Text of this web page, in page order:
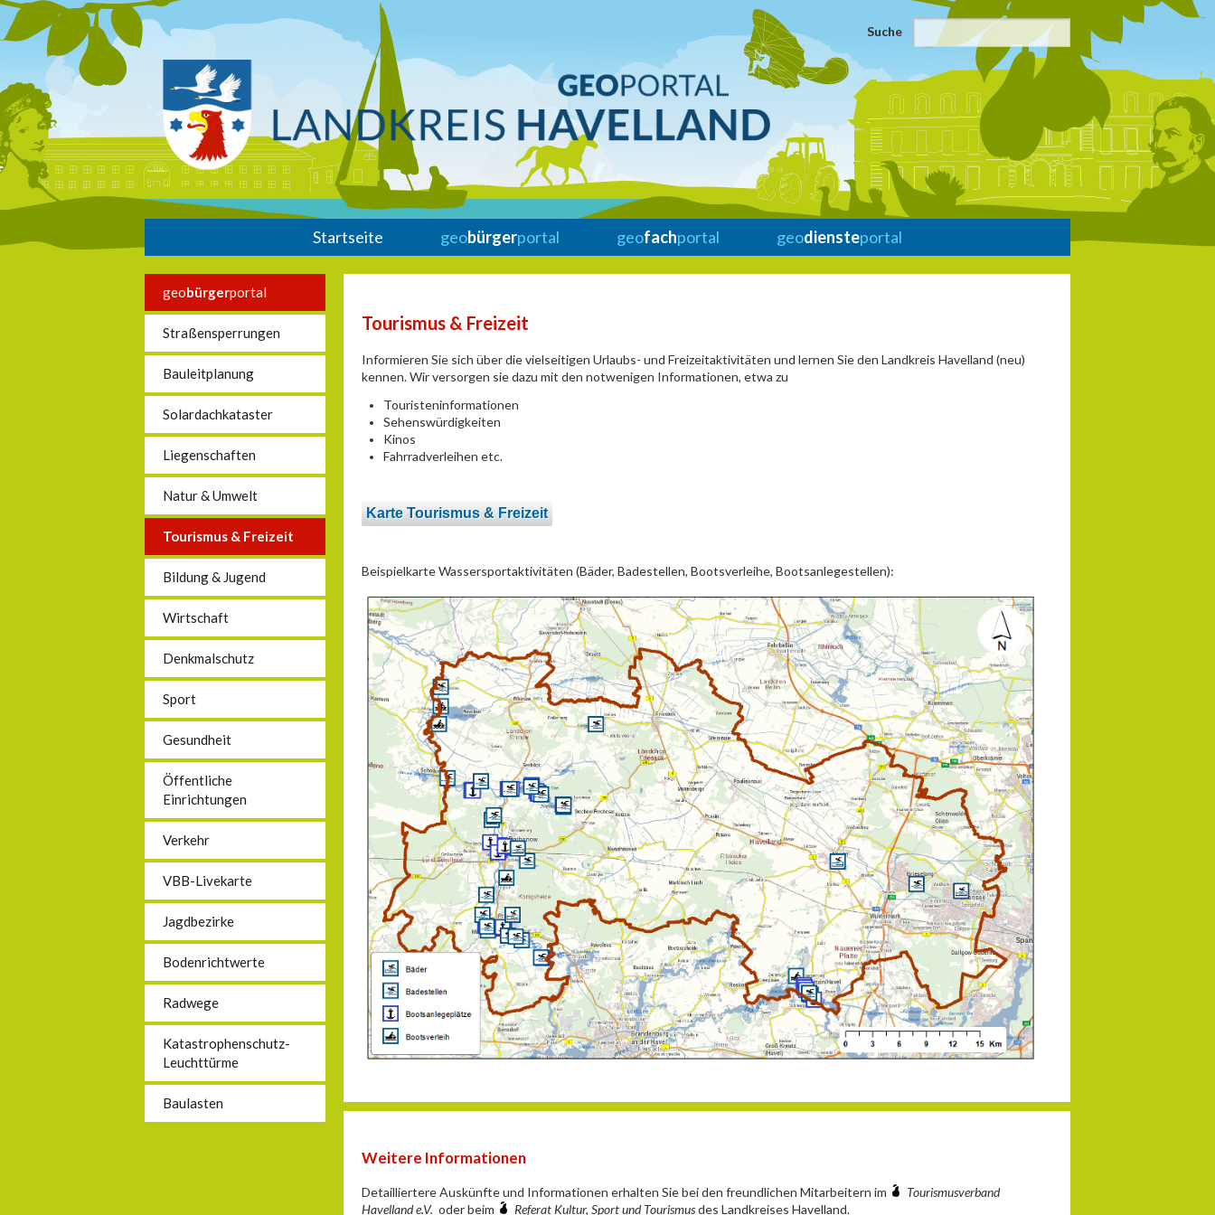
Suche
Startseite geobürgerportal geofachportal geodiensteportal
geobürgerportal
Straßensperrungen
Bauleitplanung
Solardachkataster
Liegenschaften
Natur & Umwelt
Tourismus & Freizeit
Bildung & Jugend
Wirtschaft
Denkmalschutz
Sport
Gesundheit
Öffentliche
Einrichtungen
Verkehr
VBB-Livekarte
Jagdbezirke
Bodenrichtwerte
Radwege
Katastrophenschutz-
Leuchttürme
Baulasten
Tourismus & Freizeit
Informieren Sie sich über die vielseitigen Urlaubs- und Freizeitaktivitäten und lernen Sie den Landkreis Havelland (neu)
kennen. Wir versorgen sie dazu mit den notwenigen Informationen, etwa zu
Touristeninformationen
Sehenswürdigkeiten
Kinos
Fahrradverleihen etc.
Karte Tourismus & Freizeit
Beispielkarte Wassersportaktivitäten (Bäder, Badestellen, Bootsverleihe, Bootsanlegestellen):
Weitere Informationen
Detailliertere Auskünfte und Informationen erhalten Sie bei den freundlichen Mitarbeitern im
Tourismusverband
Havelland e.V. oder beim Referat Kultur, Sport und Tourismusdes Landkreises Havelland.